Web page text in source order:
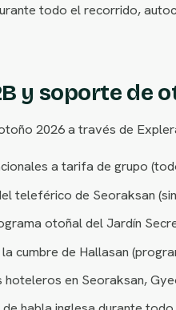
todo el recorrido,
y soporte de
2026 a través de
a tarifa de grupo
teleférico de Seoraksan
otoñal del Jardín
cumbre de Hallasan
hoteleros en Seoraksan,